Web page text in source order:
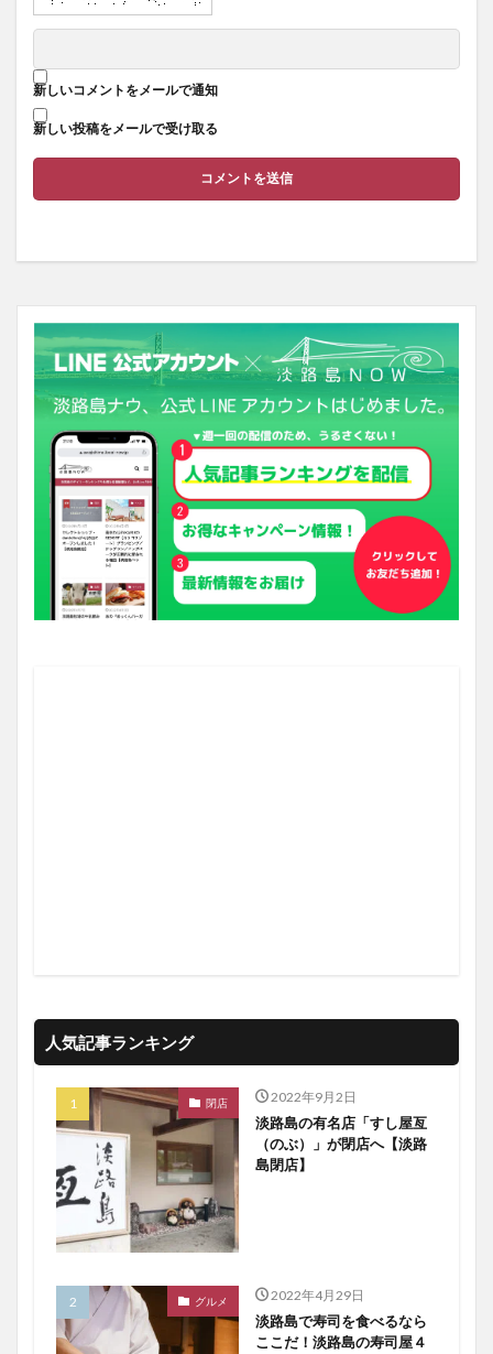
新しいコメントをメールで通知
新しい投稿をメールで受け取る
人気記事ランキング
閉店 2022年9月2日
淡路島の有名店「すし屋亙
（のぶ）」が閉店へ【淡路
島閉店】
グルメ 2022年4月29日
淡路島で寿司を食べるなら
ここだ！淡路島の寿司屋４